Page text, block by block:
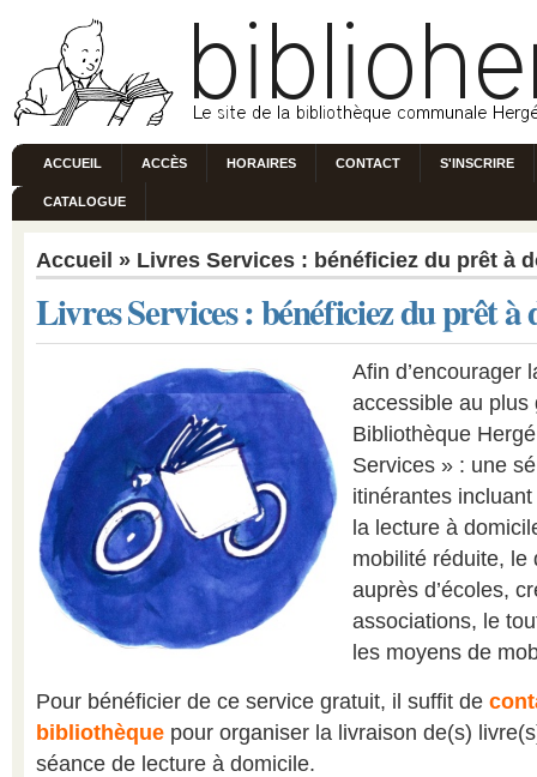
ACCUEIL ACCÈS HORAIRES CONTACT S'INSCRIRE
CATALOGUE
Accueil » Livres Services : bénéficiez du prêt à
Livres Services : bénéficiez du prêt à
Afin d’encourager
accessible au plus
Bibliothèque
Services » : une
itinérantes
la lecture à
mobilité réduite, le
auprès d’écoles,
associations, le
les moyens de
Pour bénéficier de ce service gratuit, il suffit de
bibliothèque pour organiser la livraison de(s)
séance de lecture à domicile.